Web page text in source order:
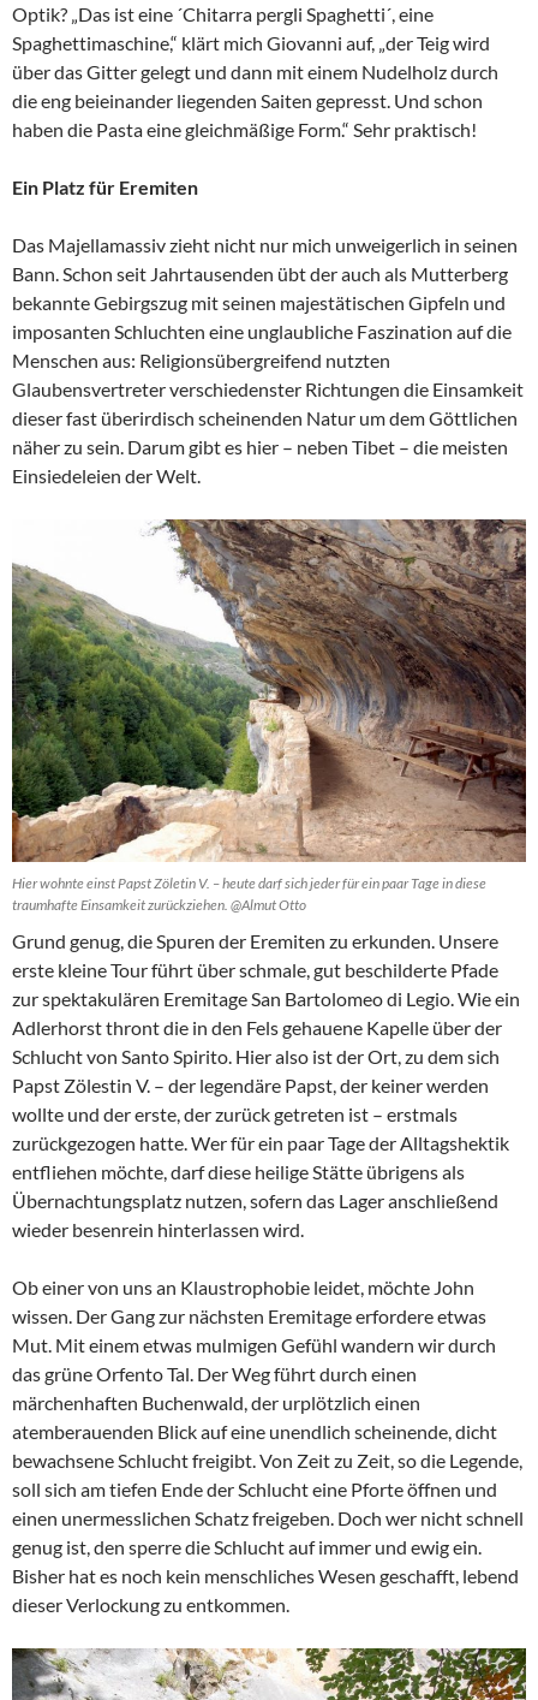
Optik? „Das ist eine ´Chitarra pergli Spaghetti´, eine
Spaghettimaschine,“ klärt mich Giovanni auf, „der Teig wird
über das Gitter gelegt und dann mit einem Nudelholz durch
die eng beieinander liegenden Saiten gepresst. Und schon
haben die Pasta eine gleichmäßige Form.“ Sehr praktisch!
Ein Platz für Eremiten
Das Majellamassiv zieht nicht nur mich unweigerlich in seinen
Bann. Schon seit Jahrtausenden übt der auch als Mutterberg
bekannte Gebirgszug mit seinen majestätischen Gipfeln und
imposanten Schluchten eine unglaubliche Faszination auf die
Menschen aus: Religionsübergreifend nutzten
Glaubensvertreter verschiedenster Richtungen die Einsamkeit
dieser fast überirdisch scheinenden Natur um dem Göttlichen
näher zu sein. Darum gibt es hier – neben Tibet – die meisten
Einsiedeleien der Welt.
Hier wohnte einst Papst Zöletin V. – heute darf sich jeder für ein paar Tage in diese
traumhafte Einsamkeit zurückziehen. @Almut Otto
Grund genug, die Spuren der Eremiten zu erkunden. Unsere
erste kleine Tour führt über schmale, gut beschilderte Pfade
zur spektakulären Eremitage San Bartolomeo di Legio. Wie ein
Adlerhorst thront die in den Fels gehauene Kapelle über der
Schlucht von Santo Spirito. Hier also ist der Ort, zu dem sich
Papst Zölestin V. – der legendäre Papst, der keiner werden
wollte und der erste, der zurück getreten ist – erstmals
zurückgezogen hatte. Wer für ein paar Tage der Alltagshektik
entfliehen möchte, darf diese heilige Stätte übrigens als
Übernachtungsplatz nutzen, sofern das Lager anschließend
wieder besenrein hinterlassen wird.
Ob einer von uns an Klaustrophobie leidet, möchte John
wissen. Der Gang zur nächsten Eremitage erfordere etwas
Mut. Mit einem etwas mulmigen Gefühl wandern wir durch
das grüne Orfento Tal. Der Weg führt durch einen
märchenhaften Buchenwald, der urplötzlich einen
atemberauenden Blick auf eine unendlich scheinende, dicht
bewachsene Schlucht freigibt. Von Zeit zu Zeit, so die Legende,
soll sich am tiefen Ende der Schlucht eine Pforte öffnen und
einen unermesslichen Schatz freigeben. Doch wer nicht schnell
genug ist, den sperre die Schlucht auf immer und ewig ein.
Bisher hat es noch kein menschliches Wesen geschafft, lebend
dieser Verlockung zu entkommen.